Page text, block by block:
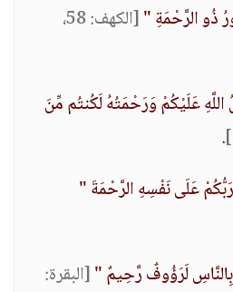
ذُو الرَّحْمَةِ "
[الكهف: 58،
عَلَيْكُمْ وَرَحْمَتُهُ لَكُنتُم مِّنَ
.
عَلَى نَفْسِهِ الرَّحْمَةَ "
بِالنَّاسِ لَرَؤُوفٌ رَّحِيمٌ "[البقرة: